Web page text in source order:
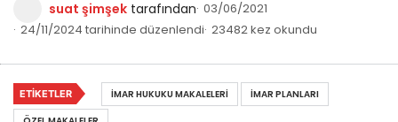
suat şimşek tarafından 03/06/2021
24/11/2024 tarihinde düzenlendi 23482 kez okundu
ETIKETLER İMAR HUKUKU MAKALELERI
İMAR PLANLARI